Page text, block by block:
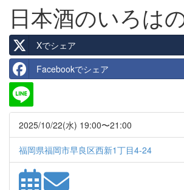
日本酒のいろは
Xでシェア
Facebookでシェア
2025/10/22(水) 19:00〜21:00
福岡県福岡市早良区西新1丁目4-24